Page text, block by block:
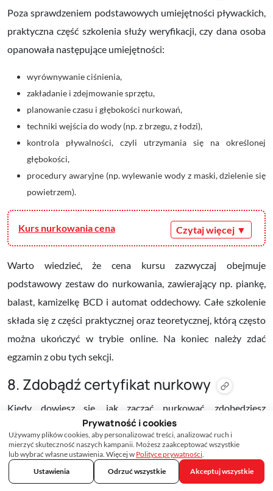
Poza sprawdzeniem podstawowych umiejętności pływackich,
praktyczna część szkolenia służy weryfikacji, czy dana osoba
opanowała następujące umiejętności:
wyrównywanie ciśnienia,
zakładanie i zdejmowanie sprzętu,
planowanie czasu i głębokości nurkowań,
techniki wejścia do wody (np. z brzegu, z łodzi),
kontrola pływalności, czyli utrzymania się na określonej
głębokości,
procedury awaryjne (np. wylewanie wody z maski, dzielenie się
powietrzem).
Kurs nurkowania cena
Warto wiedzieć, że cena kursu zazwyczaj obejmuje
podstawowy zestaw do nurkowania, zawierający np. piankę,
balast, kamizelkę BCD i automat oddechowy. Całe szkolenie
składa się z części praktycznej oraz teoretycznej, którą często
można ukończyć w trybie online. Na koniec należy zdać
egzamin z obu tych sekcji.
8. Zdobądź certyfikat nurkowy
Kiedy dowiesz się, jak zacząć nurkować, zdobędziesz
odpowiednie umiejętności praktyczne i zdasz egzamin,
uzyskasz certyfikat nurkowy. Każdy z nich określa, jakie
minimalne kwalifikacje musi posiadać jego posiadacz oraz do
jakiej głębokości można nurkować. Najpopularniejsze to:
ZAPISZ SIĘ NA SZCZEPIENIA
Prywatność i cookies
Używamy plików cookies, aby personalizować treści, analizować ruch i
mierzyć skuteczność naszych kampanii. Możesz zaakceptować wszystkie
lub wybrać własne ustawienia. Więcej w Polityce prywatności.
Ustawienia
Odrzuć wszystkie Akceptuj wszystkie